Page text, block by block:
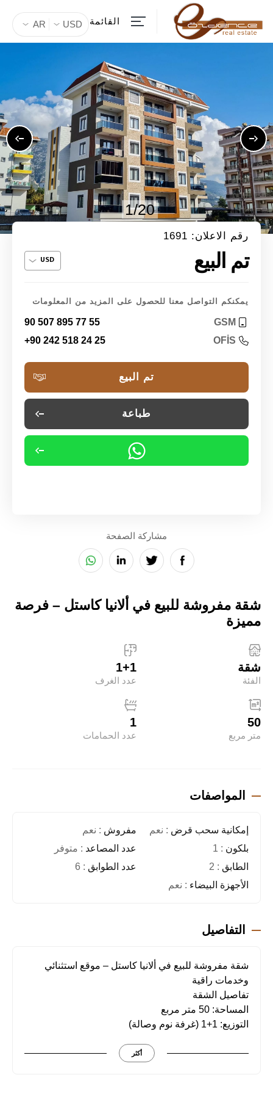
القائمة AR USD
1/20
رقم الاعلان: 1691
تم البيع
يمكنكم التواصل معنا للحصول على المزيد من المعلومات
GSM
90 507 895 77 55
OFİS
+90 242 518 24 25
تم البيع
طباعة
مشاركة الصفحة
شقة مفروشة للبيع في ألانيا كاستل – فرصة
مميزة
شقة
الفئة
1+1
عدد الغرف
50
متر مربع
1
عدد الحمامات
المواصفات
إمكانية سحب قرض : نعم مفروش : نعم
بلكون : 1 عدد المصاعد : متوفر
الطابق : 2 عدد الطوابق : 6
الأجهزة البيضاء : نعم
التفاصيل
شقة مفروشة للبيع في ألانيا كاستل – موقع استثنائي
وخدمات راقية
تفاصيل الشقة
المساحة: 50 متر مربع
التوزيع: 1+1 (غرفة نوم وصالة)
عدد الشرفات: 1
أكثر